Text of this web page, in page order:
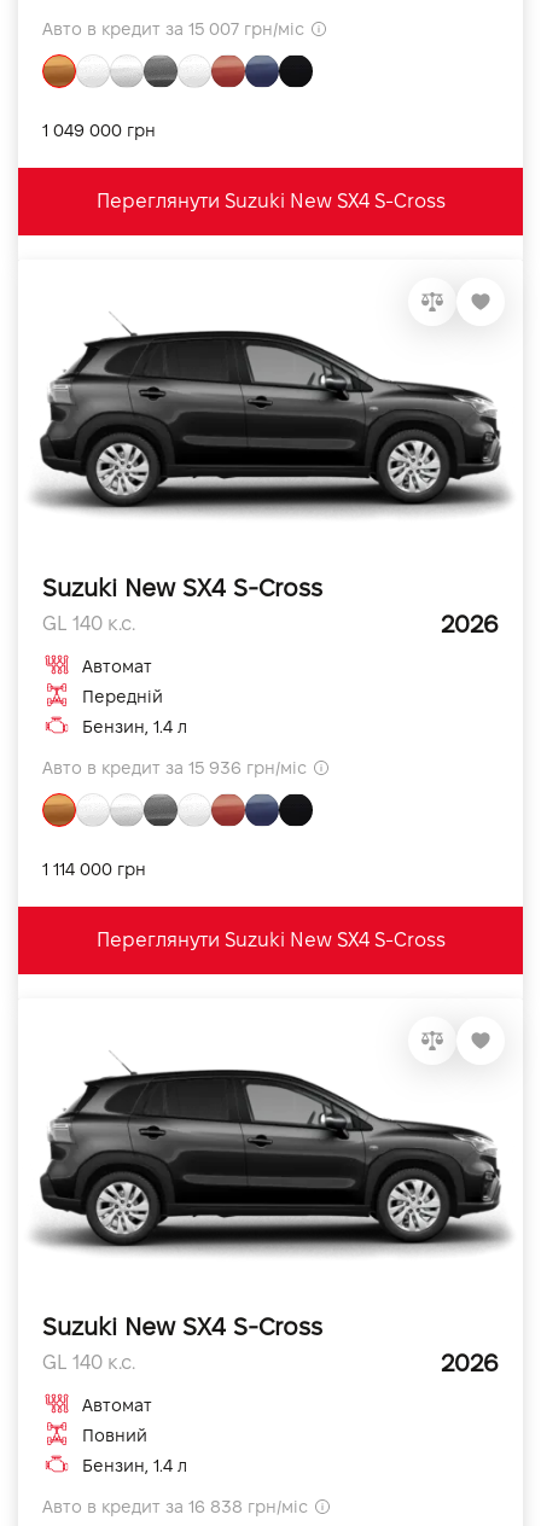
Авто в кредит за 15 007 грн/міс
1 049 000 грн
Переглянути Suzuki New SX4 S-Cross
Suzuki New SX4 S-Cross
GL 140 к.с. 2026
Автомат
Передній
Бензин, 1.4 л
Авто в кредит за 15 936 грн/міс
1 114 000 грн
Переглянути Suzuki New SX4 S-Cross
Suzuki New SX4 S-Cross
GL 140 к.с. 2026
Автомат
Повний
Бензин, 1.4 л
Авто в кредит за 16 838 грн/міс